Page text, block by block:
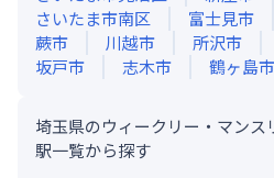
さいたま市南区
富士見市
蕨市
川越市 所沢市
坂戸市
志木市 鶴ヶ島市
埼玉県のウィークリー・マンス
駅一覧から探す